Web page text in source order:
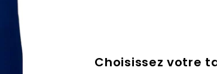
Choisissez votre